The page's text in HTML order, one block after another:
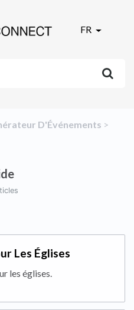
FR
D'Événements ​ > ​
Les Églises
les églises.